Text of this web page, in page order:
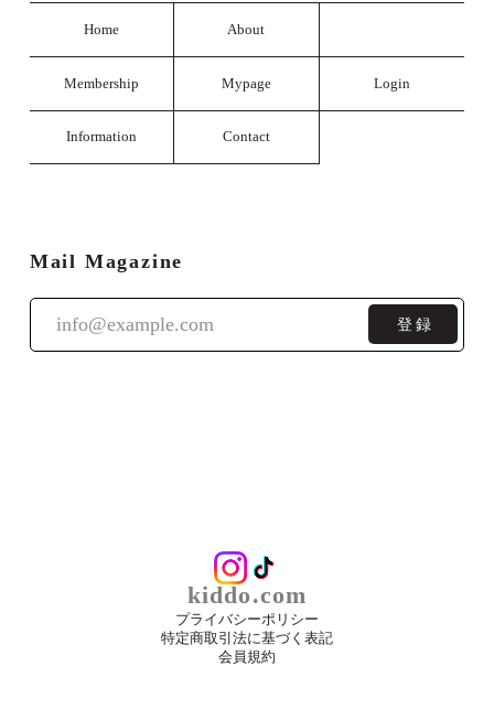
Home About
Membership Mypage Login
Information Contact
Mail Magazine
登録
kiddo.com
プライバシーポリシー
特定商取引法に基づく表記
会員規約